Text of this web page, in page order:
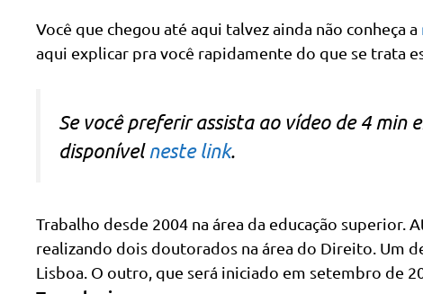
Você que chegou até aqui talvez ainda não conheça a
aqui explicar pra você rapidamente do que se trata
Se você preferir assista ao vídeo de 4 min
disponívelneste link.
Trabalho desde 2004 na área da educação
realizando dois doutorados na área do Direito. Um
Lisboa. O outro, que será iniciado em setembro de